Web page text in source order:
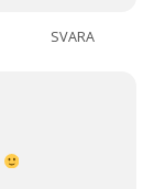
SVARA